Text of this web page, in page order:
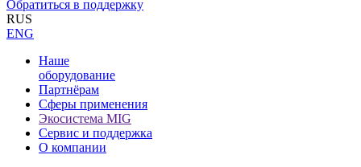
Обратиться в поддержку
RUS
ENG
Наше
оборудование
Партнёрам
Сферы применения
Экосистема MIG
Сервис и поддержка
О компании